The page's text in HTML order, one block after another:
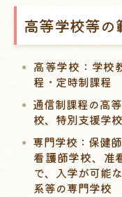
高等学校等の
高等学校：学校
程・定時制課程
通信制課程の高
校、特別支援学
専門学校：保健
看護師学校、准
で、入学が可能
系等の専門学校